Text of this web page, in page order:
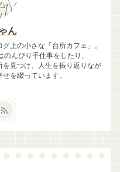
ん
上の小さな「台所カフェ」。
んびり手仕事をしたり、
を見つけ、人生を振り返りなが
を綴っています。